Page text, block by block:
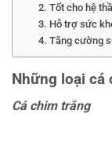
2. Tốt cho hệ
3. Hỗ trợ sức
4. Tăng cường
Những loại cá
Cá chim trắng